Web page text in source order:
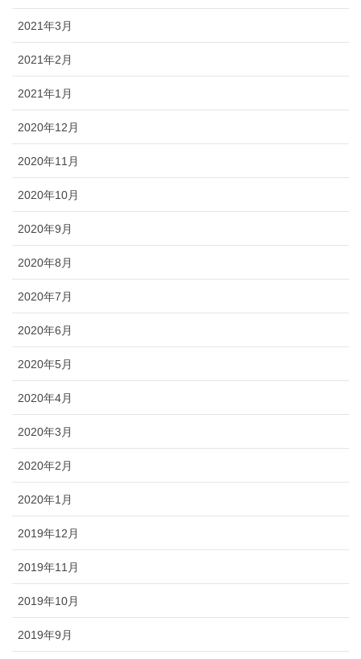
2021年3月
2021年2月
2021年1月
2020年12月
2020年11月
2020年10月
2020年9月
2020年8月
2020年7月
2020年6月
2020年5月
2020年4月
2020年3月
2020年2月
2020年1月
2019年12月
2019年11月
2019年10月
2019年9月